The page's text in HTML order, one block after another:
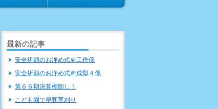
最新の記事
安全祈願のお浄め式＠工作係
安全祈願のお浄め式＠成型４係
第６６期決算棚卸し！
こども園で早朝草刈り